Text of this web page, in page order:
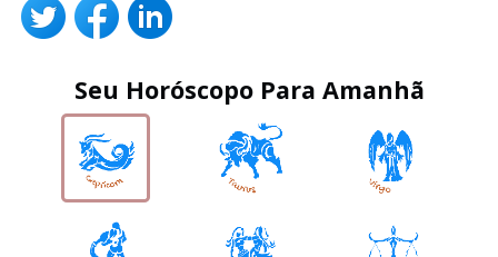
Seu Horóscopo Para Amanhã